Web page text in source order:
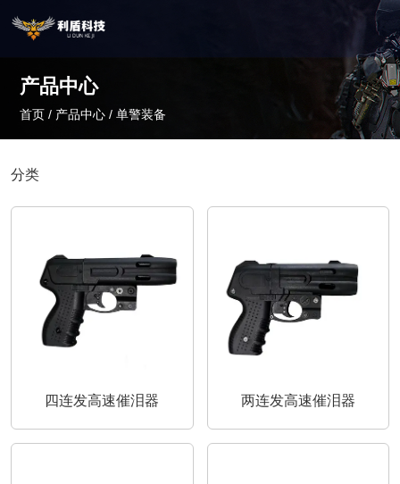
产品中心
首页 / 产品中心 / 单警装备
分类
四连发高速催泪器 两连发高速催泪器